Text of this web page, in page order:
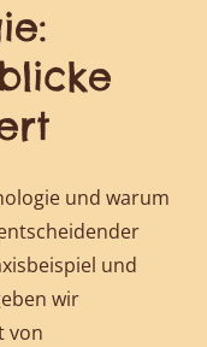
und warum
und
wir
von